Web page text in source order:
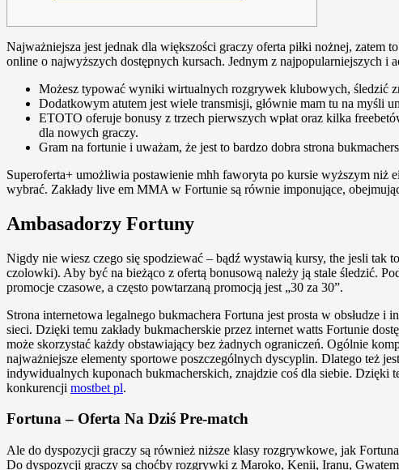
Najważniejsza jest jednak dla większości graczy oferta piłki nożnej,
online o najwyższych dostępnych kursach. Jednym z najpopularniejszych
Możesz typować wyniki wirtualnych rozgrywek klubowych, śledzić
Dodatkowym atutem jest wiele transmisji, głównie mam tu na myśli
ETOTO oferuje bonusy z trzech pierwszych wpłat oraz kilka
dla nowych graczy.
Gram na fortunie i uważam, że jest to bardzo dobra strona
Superoferta+ umożliwia postawienie mhh faworyta po kursie wyższym niż
wybrać. Zakłady live em MMA w Fortunie są równie imponujące,
Ambasadorzy Fortuny
Nigdy nie wiesz czego się spodziewać – bądź wystawią kursy, the jesli
czolowki). Aby być na bieżąco z ofertą bonusową należy ją stale śledzić.
promocje czasowe, a często powtarzaną promocją jest „30 za 30”.
Strona internetowa legalnego bukmachera Fortuna jest prosta w obsłudze
sieci. Dzięki temu zakłady bukmacherskie przez internet watts Fortunie
może skorzystać każdy obstawiający bez żadnych ograniczeń. Ogólnie
najważniejsze elementy sportowe poszczególnych dyscyplin. Dlatego też
indywidualnych kuponach bukmacherskich, znajdzie coś dla siebie. Dzięki
konkurencji mostbet pl.
Fortuna – Oferta Na Dziś Pre-match
Ale do dyspozycji graczy są również niższe klasy rozgrywkowe, jak
Do dyspozycji graczy są choćby rozgrywki z Maroko, Kenii, Iranu,